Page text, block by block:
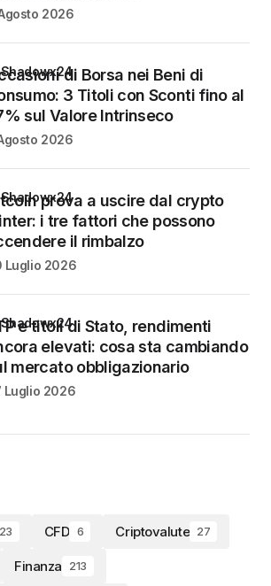
2026
di Borsa nei Beni di
3 Titoli con Sconti fino al
sul Valore Intrinseco
Shadowx24
2026
prova a uscire dal crypto
i tre fattori che possono
il rimbalzo
Shadowx24
Luglio 2026
e titoli di Stato, rendimenti
elevati: cosa sta cambiando
mercato obbligazionario
Shadowx24
Luglio 2026
CFD 6 Criptovalute 27
Finanza 213